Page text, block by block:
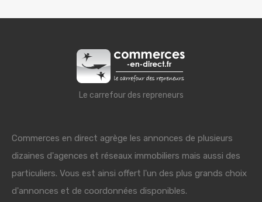
Le carrefour des repreneurs
Commerces en direct agrège les annonces de plusieurs
dizaines d'agences et réseaux immobiliers mais aussi des
particuliers. Vous est ainsi offert l'un des plus grands choix
d'annonces et de coordonnées disponibles.